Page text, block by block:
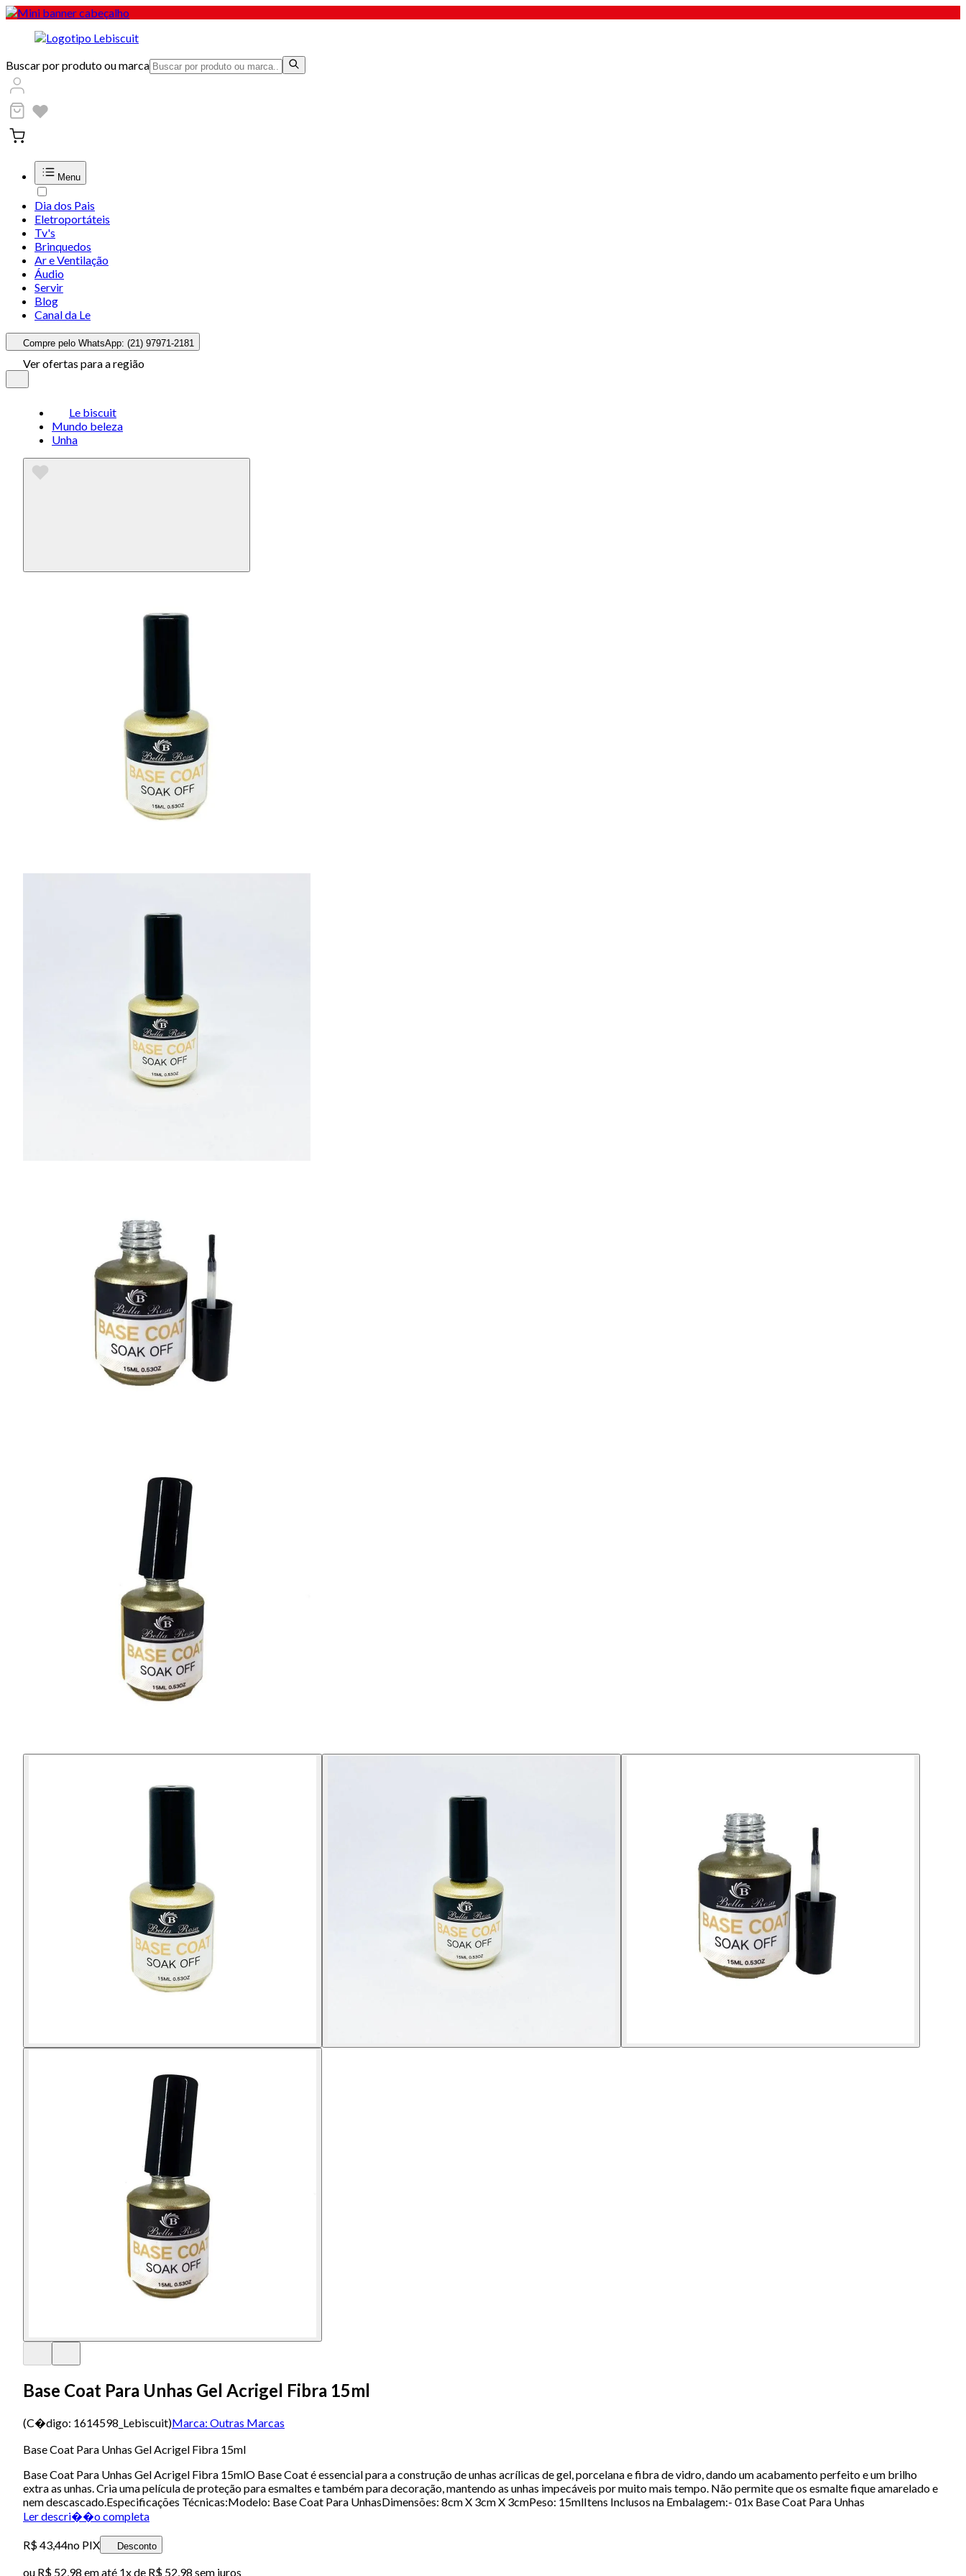
Buscar por produto ou marca
Menu
Dia dos Pais
Eletroportáteis
Tv's
Brinquedos
Ar e Ventilação
Áudio
Servir
Blog
Canal da Le
Compre pelo WhatsApp: (21) 97971-2181
Ver ofertas para a região
Le biscuit
Mundo beleza
Unha
Base Coat Para Unhas Gel Acrigel Fibra 15ml
(C�digo: 1614598_Lebiscuit)Marca: Outras Marcas
Base Coat Para Unhas Gel Acrigel Fibra 15ml
Base Coat Para Unhas Gel Acrigel Fibra 15mlO Base Coat é essencial para a construção de unhas acrílicas de gel, porcelana e fibra de vidro, dando um acabamento perfeito e um brilho
extra as unhas. Cria uma película de proteção para esmaltes e também para decoração, mantendo as unhas impecáveis por muito mais tempo. Não permite que os esmalte fique amarelado e
nem descascado.Especificações Técnicas:Modelo: Base Coat Para UnhasDimensões: 8cm X 3cm X 3cmPeso: 15mlItens Inclusos na Embalagem:- 01x Base Coat Para Unhas
Ler descri��o completa
R$ 43,44no PIX Desconto
ou R$ 52,98 em até 1x de R$ 52,98 sem juros